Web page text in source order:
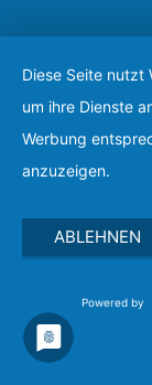
Diese Seite nutzt
um ihre Dienste
Werbung
anzuzeigen.
ABLEHNEN
Powered by